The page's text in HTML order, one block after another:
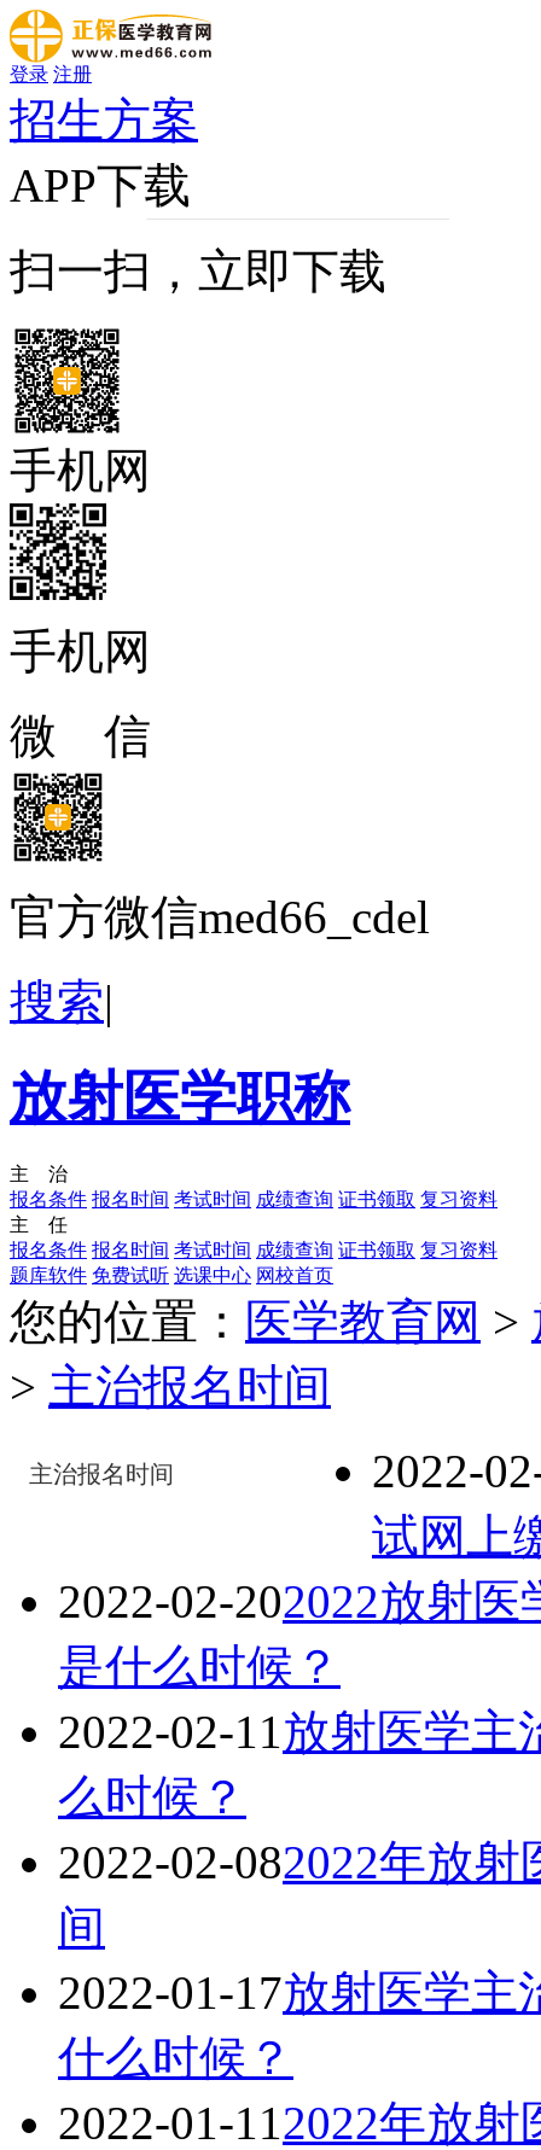
登录 注册
招生方案
APP下载
扫一扫，立即下载
手机网
手机网
微 信
官方微信med66_cdel
搜索|
放射医学职称
主 治
报名条件 报名时间 考试时间 成绩查询 证书领取 复习资料
主 任
报名条件 报名时间 考试时间 成绩查询 证书领取 复习资料
题库软件 免费试听 选课中心 网校首页
您的位置： 医学教育网 >
> 主治报名时间
主治报名时间
2022-
试网上
2022-02-202022放射
是什么时候？
2022-02-11放射医学主
么时候？
2022-02-082022年放
间
2022-01-17放射医学主
什么时候？
2022-01-112022年放